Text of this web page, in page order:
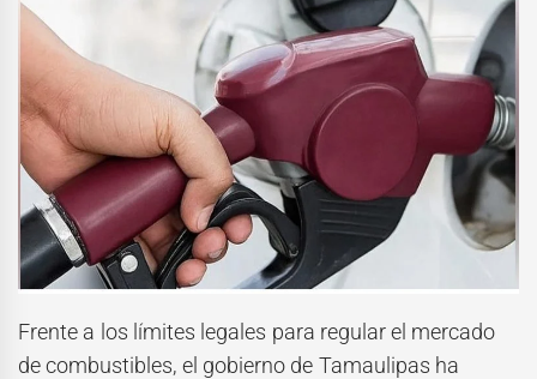
Frente a los límites legales para regular el mercado
de combustibles, el gobierno de Tamaulipas ha